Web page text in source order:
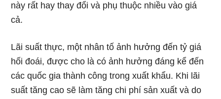
này rất hay thay đổi và phụ thuộc nhiều vào giá
cả.
Lãi suất thực, một nhân tố ảnh hưởng đến tỷ giá
hối đoái, được cho là có ảnh hưởng đáng kể đến
các quốc gia thành công trong xuất khẩu. Khi lãi
suất tăng cao sẽ làm tăng chi phí sản xuất và do